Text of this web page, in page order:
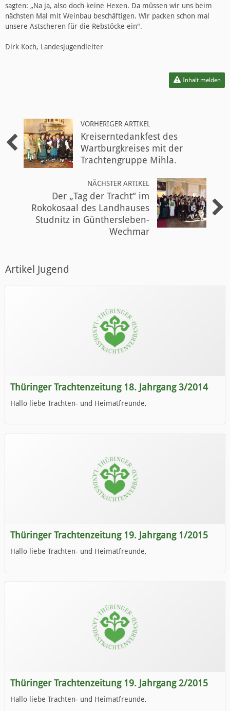
sagten: „Na ja, also doch keine Hexen. Da müssen wir uns beim
nächsten Mal mit Weinbau beschäftigen. Wir packen schon mal
unsere Astscheren für die Rebstöcke ein".
Dirk Koch, Landesjugendleiter
Inhalt melden
VORHERIGER ARTIKEL
Kreiserntedankfest des
Wartburgkreises mit der
Trachtengruppe Mihla.
NÄCHSTER ARTIKEL
Der „Tag der Tracht“ im
Rokokosaal des Landhauses
Studnitz in Günthersleben-
Wechmar
Artikel Jugend
Thüringer Trachtenzeitung 18. Jahrgang 3/2014
Hallo liebe Trachten- und Heimatfreunde,
Wir wünschen Euch viel Spaß beim Lesen.
Thüringer Trachtenzeitung 19. Jahrgang 1/2015
Hallo liebe Trachten- und Heimatfreunde,
Wir wünschen Euch viel Spaß beim Lesen.
Thüringer Trachtenzeitung 19. Jahrgang 2/2015
Hallo liebe Trachten- und Heimatfreunde,